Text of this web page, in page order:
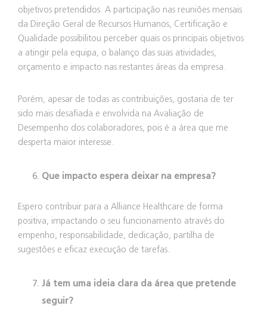
objetivos pretendidos. A participação nas reuniões mensais
da Direção Geral de Recursos Humanos, Certificação e
Qualidade possibilitou perceber quais os principais objetivos
a atingir pela equipa, o balanço das suas atividades,
orçamento e impacto nas restantes áreas da empresa.
Porém, apesar de todas as contribuições, gostaria de ter
sido mais desafiada e envolvida na Avaliação de
Desempenho dos colaboradores, pois é a área que me
desperta maior interesse.
Que impacto espera deixar na empresa?
Espero contribuir para a Alliance Healthcare de forma
positiva, impactando o seu funcionamento através do
empenho, responsabilidade, dedicação, partilha de
sugestões e eficaz execução de tarefas.
Já tem uma ideia clara da área que pretende
seguir?